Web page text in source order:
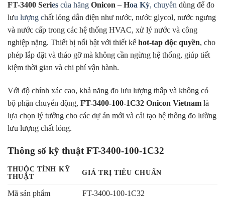
FT-3400 Series của hãng Onicon – Hoa Kỳ, chuyên dùng để đo
lưu lượng chất lỏng dẫn điện như nước, nước glycol, nước ngưng
và nước cấp trong các hệ thống HVAC, xử lý nước và công
nghiệp nặng. Thiết bị nổi bật với thiết kế hot-tap độc quyền, cho
phép lắp đặt và tháo gỡ mà không cần ngừng hệ thống, giúp tiết
kiệm thời gian và chi phí vận hành.
Với độ chính xác cao, khả năng đo lưu lượng thấp và không có
bộ phận chuyển động, FT-3400-100-1C32 Onicon Vietnam là
lựa chọn lý tưởng cho các dự án mới và cải tạo hệ thống đo lường
lưu lượng chất lỏng.
Thông số kỹ thuật FT-3400-100-1C32
THUỘC TÍNH KỸ
THUẬT
GIÁ TRỊ TIÊU CHUẨN
Mã sản phẩm FT-3400-100-1C32